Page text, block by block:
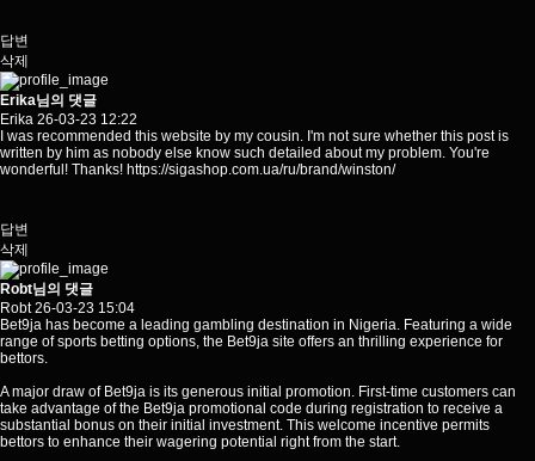
답변
삭제
Erika님의 댓글
Erika 26-03-23 12:22
I was recommended this website by my cousin. I'm not sure whether this post is
written by him as nobody else know such detailed about my problem. You're
wonderful! Thanks! https://sigashop.com.ua/ru/brand/winston/
답변
삭제
Robt님의 댓글
Robt 26-03-23 15:04
Bet9ja has become a leading gambling destination in Nigeria. Featuring a wide
range of sports betting options, the Bet9ja site offers an thrilling experience for
bettors.
A major draw of Bet9ja is its generous initial promotion. First-time customers can
take advantage of the Bet9ja promotional code during registration to receive a
substantial bonus on their initial investment. This welcome incentive permits
bettors to enhance their wagering potential right from the start.